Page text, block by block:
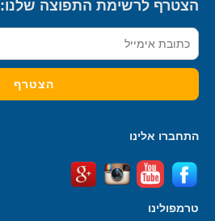
הצטרף לרשימת התפוצה שלנו:
התחברו אלינו
טרמפולינו